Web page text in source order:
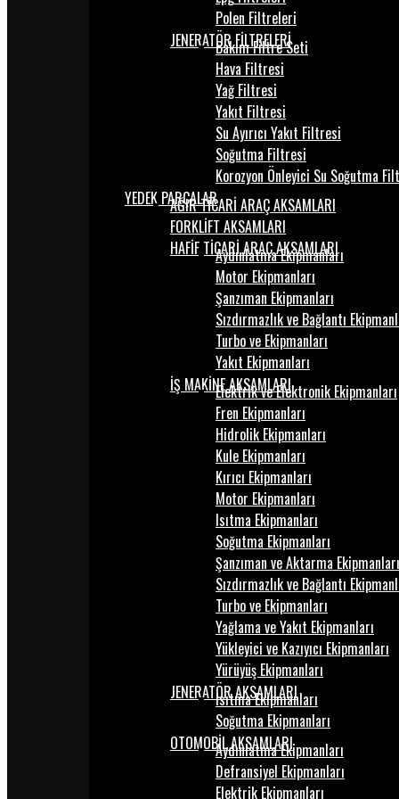
Polen Filtreleri
JENERATÖR FİLTRELERİ
Bakım Filtre Seti
Hava Filtresi
Yağ Filtresi
Yakıt Filtresi
Su Ayırıcı Yakıt Filtresi
Soğutma Filtresi
Korozyon Önleyici Su Soğutma
YEDEK PARÇALARAĞIR TİCARİ ARAÇ AKSAMLARI
FORKLİFT AKSAMLARI
HAFİF TİCARİ ARAÇ AKSAMLARI
Aydınlatma Ekipmanları
Motor Ekipmanları
Şanzıman Ekipmanları
Sızdırmazlık ve Bağlantı
Turbo ve Ekipmanları
Yakıt Ekipmanları
İŞ MAKİNE AKSAMLARI
Elektrik ve Elektronik Ekipmanları
Fren Ekipmanları
Hidrolik Ekipmanları
Kule Ekipmanları
Kırıcı Ekipmanları
Motor Ekipmanları
Isıtma Ekipmanları
Soğutma Ekipmanları
Şanzıman ve Aktarma Ekipmanları
Sızdırmazlık ve Bağlantı
Turbo ve Ekipmanları
Yağlama ve Yakıt Ekipmanları
Yükleyici ve Kazıyıcı Ekipmanları
Yürüyüş Ekipmanları
JENERATÖR AKSAMLARI
Isıtma Ekipmanları
Soğutma Ekipmanları
OTOMOBİL AKSAMLARI
Aydınlatma Ekipmanları
Defransiyel Ekipmanları
Elektrik Ekipmanları